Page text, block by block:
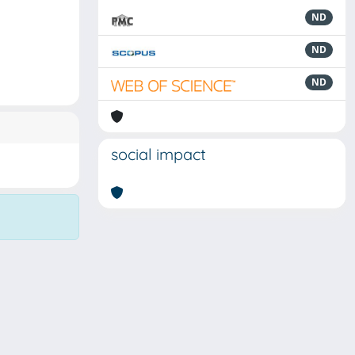
ND
ND
ND
social impact